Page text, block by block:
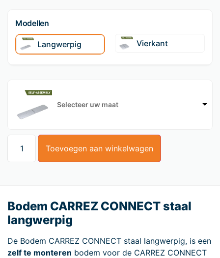
Modellen
Langwerpig Vierkant
Selecteer uw maat
Toevoegen aan winkelwagen
Bodem CARREZ CONNECT staal
langwerpig
De Bodem CARREZ CONNECT staal langwerpig, is een
zelf te monteren bodem voor de CARREZ CONNECT